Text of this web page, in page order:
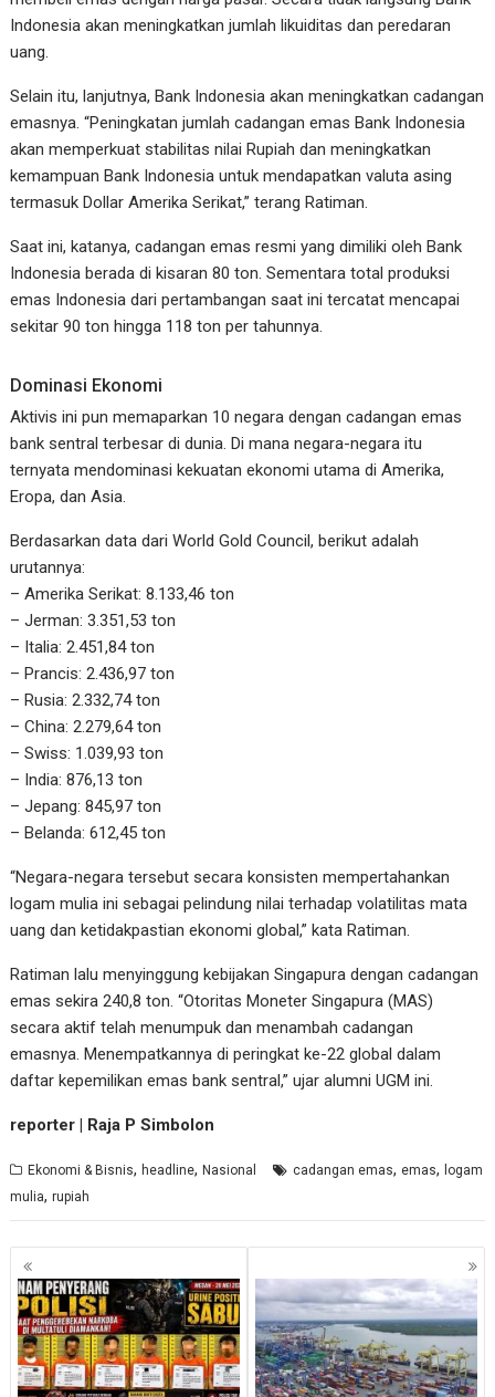
Indonesia akan meningkatkan jumlah likuiditas dan peredaran
uang.
Selain itu, lanjutnya, Bank Indonesia akan meningkatkan cadangan
emasnya. “Peningkatan jumlah cadangan emas Bank Indonesia
akan memperkuat stabilitas nilai Rupiah dan meningkatkan
kemampuan Bank Indonesia untuk mendapatkan valuta asing
termasuk Dollar Amerika Serikat,” terang Ratiman.
Saat ini, katanya, cadangan emas resmi yang dimiliki oleh Bank
Indonesia berada di kisaran 80 ton. Sementara total produksi
emas Indonesia dari pertambangan saat ini tercatat mencapai
sekitar 90 ton hingga 118 ton per tahunnya.
Dominasi Ekonomi
Aktivis ini pun memaparkan 10 negara dengan cadangan emas
bank sentral terbesar di dunia. Di mana negara-negara itu
ternyata mendominasi kekuatan ekonomi utama di Amerika,
Eropa, dan Asia.
Berdasarkan data dari World Gold Council, berikut adalah
urutannya:
– Amerika Serikat: 8.133,46 ton
– Jerman: 3.351,53 ton
– Italia: 2.451,84 ton
– Prancis: 2.436,97 ton
– Rusia: 2.332,74 ton
– China: 2.279,64 ton
– Swiss: 1.039,93 ton
– India: 876,13 ton
– Jepang: 845,97 ton
– Belanda: 612,45 ton
“Negara-negara tersebut secara konsisten mempertahankan
logam mulia ini sebagai pelindung nilai terhadap volatilitas mata
uang dan ketidakpastian ekonomi global,” kata Ratiman.
Ratiman lalu menyinggung kebijakan Singapura dengan cadangan
emas sekira 240,8 ton. “Otoritas Moneter Singapura (MAS)
secara aktif telah menumpuk dan menambah cadangan
emasnya. Menempatkannya di peringkat ke-22 global dalam
daftar kepemilikan emas bank sentral,” ujar alumni UGM ini.
reporter | Raja P Simbolon
Ekonomi & Bisnis,headline,Nasional cadangan emas, emas, logam
mulia,rupiah
Navigasi
pos